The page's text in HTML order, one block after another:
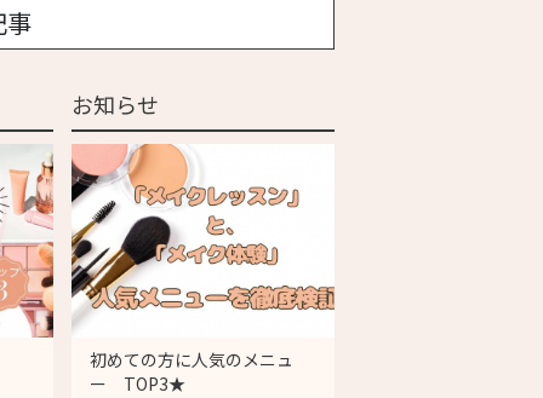
事
お知らせ
初めての方に人気のメニュ
ー TOP3★